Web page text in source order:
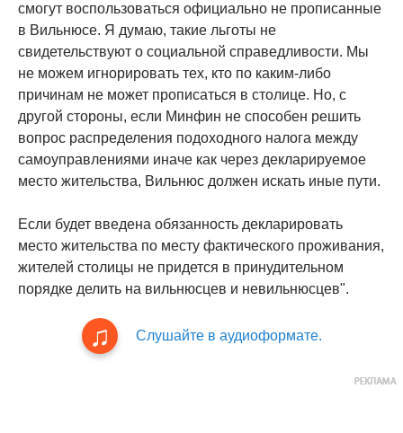
смогут воспользоваться официально не прописанные
в Вильнюсе. Я думаю, такие льготы не
свидетельствуют о социальной справедливости. Мы
не можем игнорировать тех, кто по каким-либо
причинам не может прописаться в столице. Но, с
другой стороны, если Минфин не способен решить
вопрос распределения подоходного налога между
самоуправлениями иначе как через декларируемое
место жительства, Вильнюс должен искать иные пути.
Если будет введена обязанность декларировать
место жительства по месту фактического проживания,
жителей столицы не придется в принудительном
порядке делить на вильнюсцев и невильнюсцев".
Слушайте в аудиоформате.